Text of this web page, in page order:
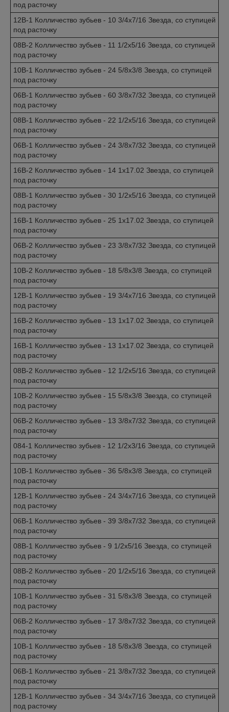
под расточку
12B-1 Колличество зубьев - 10 3/4x7/16 Звезда, со ступицей
под расточку
08B-2 Колличество зубьев - 11 1/2x5/16 Звезда, со ступицей
под расточку
10B-1 Колличество зубьев - 24 5/8x3/8 Звезда, со ступицей
под расточку
06B-1 Колличество зубьев - 60 3/8x7/32 Звезда, со ступицей
под расточку
08B-1 Колличество зубьев - 22 1/2x5/16 Звезда, со ступицей
под расточку
06B-1 Колличество зубьев - 24 3/8x7/32 Звезда, со ступицей
под расточку
16B-2 Колличество зубьев - 14 1x17.02 Звезда, со ступицей
под расточку
08B-1 Колличество зубьев - 30 1/2x5/16 Звезда, со ступицей
под расточку
16B-1 Колличество зубьев - 25 1x17.02 Звезда, со ступицей
под расточку
06B-2 Колличество зубьев - 23 3/8x7/32 Звезда, со ступицей
под расточку
10B-2 Колличество зубьев - 18 5/8x3/8 Звезда, со ступицей
под расточку
12B-1 Колличество зубьев - 19 3/4x7/16 Звезда, со ступицей
под расточку
16B-2 Колличество зубьев - 13 1x17.02 Звезда, со ступицей
под расточку
16B-1 Колличество зубьев - 13 1x17.02 Звезда, со ступицей
под расточку
08B-2 Колличество зубьев - 12 1/2x5/16 Звезда, со ступицей
под расточку
10B-2 Колличество зубьев - 15 5/8x3/8 Звезда, со ступицей
под расточку
06B-2 Колличество зубьев - 13 3/8x7/32 Звезда, со ступицей
под расточку
084-1 Колличество зубьев - 12 1/2x3/16 Звезда, со ступицей
под расточку
10B-1 Колличество зубьев - 36 5/8x3/8 Звезда, со ступицей
под расточку
12B-1 Колличество зубьев - 24 3/4x7/16 Звезда, со ступицей
под расточку
06B-1 Колличество зубьев - 39 3/8x7/32 Звезда, со ступицей
под расточку
08B-1 Колличество зубьев - 9 1/2x5/16 Звезда, со ступицей
под расточку
08B-2 Колличество зубьев - 20 1/2x5/16 Звезда, со ступицей
под расточку
10B-1 Колличество зубьев - 31 5/8x3/8 Звезда, со ступицей
под расточку
06B-2 Колличество зубьев - 17 3/8x7/32 Звезда, со ступицей
под расточку
10B-1 Колличество зубьев - 18 5/8x3/8 Звезда, со ступицей
под расточку
06B-1 Колличество зубьев - 21 3/8x7/32 Звезда, со ступицей
под расточку
12B-1 Колличество зубьев - 34 3/4x7/16 Звезда, со ступицей
под расточку